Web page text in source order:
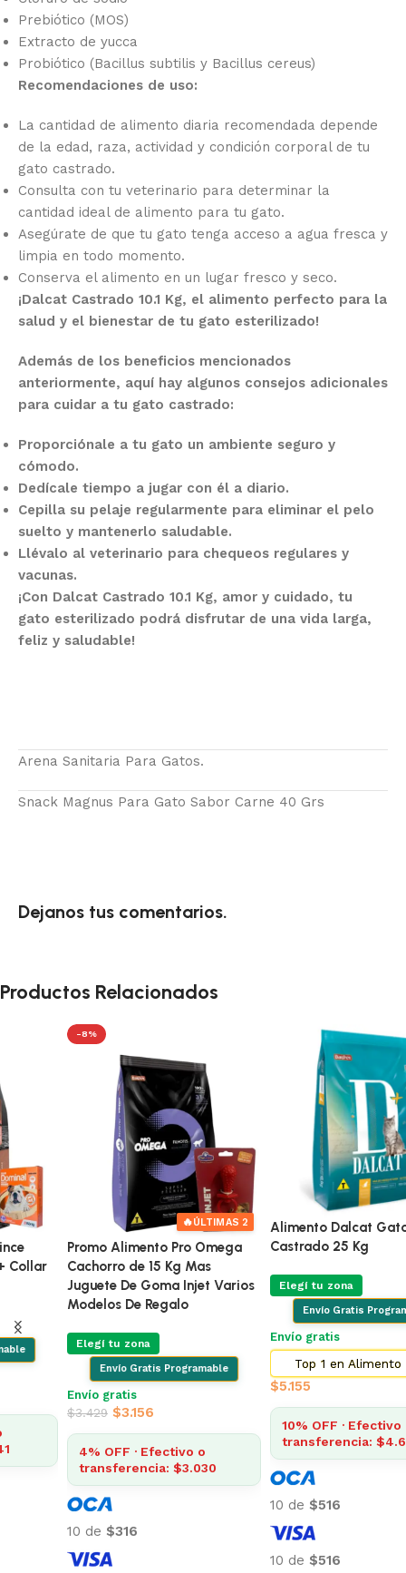
Prebiótico (MOS)
Extracto de yucca
Probiótico (Bacillus subtilis y Bacillus cereus)
Recomendaciones de uso:
La cantidad de alimento diaria recomendada depende
de la edad, raza, actividad y condición corporal de tu
gato castrado.
Consulta con tu veterinario para determinar la
cantidad ideal de alimento para tu gato.
Asegúrate de que tu gato tenga acceso a agua fresca y
limpia en todo momento.
Conserva el alimento en un lugar fresco y seco.
¡Dalcat Castrado 10.1 Kg, el alimento perfecto para la
salud y el bienestar de tu gato esterilizado!
Además de los beneficios mencionados
anteriormente, aquí hay algunos consejos adicionales
para cuidar a tu gato castrado:
Proporciónale a tu gato un ambiente seguro y
cómodo.
Dedícale tiempo a jugar con él a diario.
Cepilla su pelaje regularmente para eliminar el pelo
suelto y mantenerlo saludable.
Llévalo al veterinario para chequeos regulares y
vacunas.
¡Con Dalcat Castrado 10.1 Kg, amor y cuidado, tu
gato esterilizado podrá disfrutar de una vida larga,
feliz y saludable!
Arena Sanitaria Para Gatos.
Snack Magnus Para Gato Sabor Carne 40 Grs
Dejanos tus comentarios.
Productos Relacionados
Alimento Dalcat Gato
Castrado 25 Kg
Elegí tu zona
Envío Gratis Programable
Envío gratis
Top 1 en Alimento Gatos
10% OFF · Efectivo o
transferencia: $4.640
$516
$516
Dalcat Kitten 1 Kg
Envio Programable
Envío gratis desde $2.500
10% OFF · Efectivo o
transferencia: $347
$39
$39
Añadir al carrito